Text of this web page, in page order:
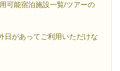
可能宿泊施設一覧/ツアーの
日があってご利用いただけな